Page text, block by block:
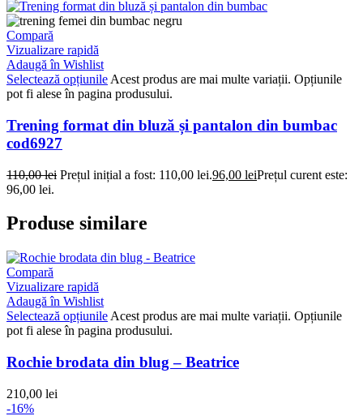
Compară
Vizualizare rapidă
Adaugă în Wishlist
Selectează opțiunile Acest produs are mai multe variații. Opțiunile
pot fi alese în pagina produsului.
Trening format din bluză și pantalon din bumbac
cod6927
110,00lei Prețul inițial a fost: 110,00 lei.96,00 leiPrețul curent este:
96,00 lei.
Produse similare
Compară
Vizualizare rapidă
Adaugă în Wishlist
Selectează opțiunile Acest produs are mai multe variații. Opțiunile
pot fi alese în pagina produsului.
Rochie brodata din blug – Beatrice
210,00 lei
-16%